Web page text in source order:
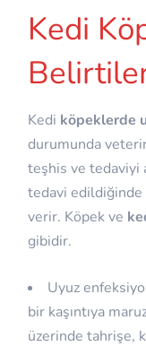
Kedi
Kedi köpeklerde
durumunda
teşhis ve tedaviyi
tedavi edildiğinde
verir. Köpek ve
gibidir.
Uyuz
bir kaşıntıya
üzerinde tahrişe,